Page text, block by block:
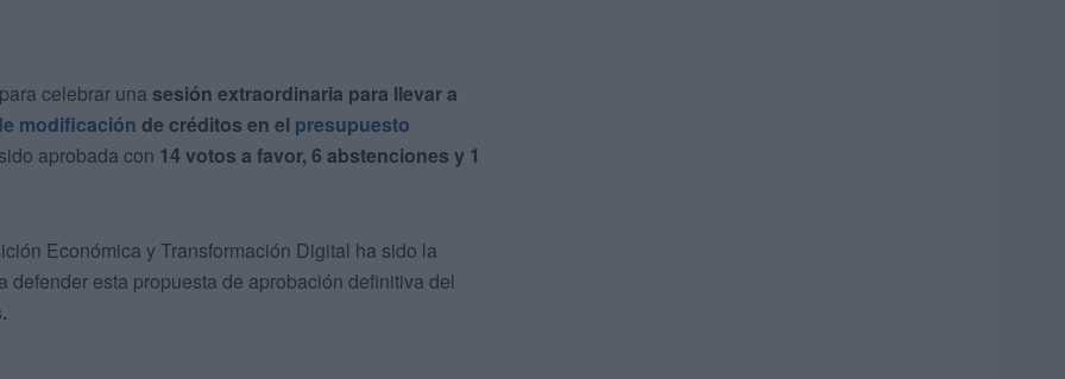
celebrar una sesión extraordinaria para llevar a
modificación de créditos en el presupuesto
aprobada con 14 votos a favor, 6 abstenciones y 1
Económica y Transformación Digital ha sido la
esta propuesta de aprobación definitiva del